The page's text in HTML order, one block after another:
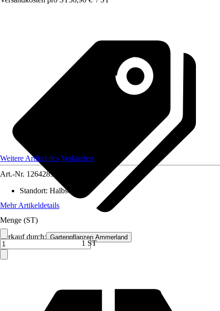
Verkauf durch: Gartenpflanzen Ammerland
Weitere Artikel des Verkäufers
Art.-Nr. 12642852
Standort: Halbschatten
Mehr Artikeldetails
Menge (ST)
1 ST